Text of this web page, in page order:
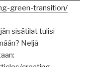
green-transition/
sisätilat tulisi
Neljä